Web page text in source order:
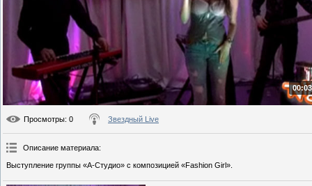
Просмотры: 0 Звездный Live
Описание материала:
Выступление группы «А-Студио» с композицией «Fashion Girl».